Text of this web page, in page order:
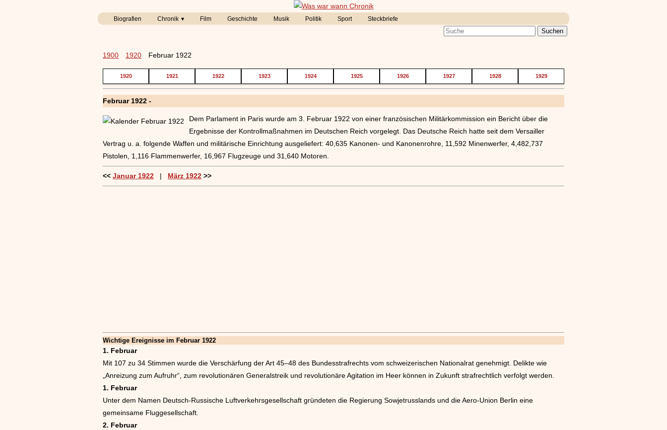
Biografien Chronik Film Geschichte Musik Politik Sport Steckbriefe
1900 1920 Februar 1922
1920 1921 1922 1923 1924 1925 1926 1927 1928 1929
Februar 1922 -
Dem Parlament in Paris wurde am 3. Februar 1922 von einer französischen Militärkommission ein Bericht über die
Ergebnisse der Kontrollmaßnahmen im Deutschen Reich vorgelegt. Das Deutsche Reich hatte seit dem Versailler
Vertrag u. a. folgende Waffen und militärische Einrichtung ausgeliefert: 40,635 Kanonen- und Kanonenrohre, 11,592 Minenwerfer, 4,482,737
Pistolen, 1,116 Flammenwerfer, 16,967 Flugzeuge und 31,640 Motoren.
<< Januar 1922 | März 1922 >>
Wichtige Ereignisse im Februar 1922
1. Februar
Mit 107 zu 34 Stimmen wurde die Verschärfung der Art 45–48 des Bundesstrafrechts vom schweizerischen Nationalrat genehmigt. Delikte wie
„Anreizung zum Aufruhr“, zum revolutionären Generalstreik und revolutionäre Agitation im Heer können in Zukunft strafrechtlich verfolgt werden.
1. Februar
Unter dem Namen Deutsch-Russische Luftverkehrsgesellschaft gründeten die Regierung Sowjetrusslands und die Aero-Union Berlin eine
gemeinsame Fluggesellschaft.
2. Februar